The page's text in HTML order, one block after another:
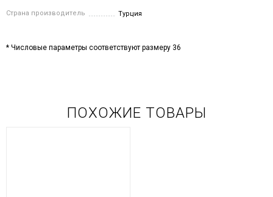
Страна производитель Турция
* Числовые параметры соответствуют размеру 36
ПОХОЖИЕ ТОВАРЫ